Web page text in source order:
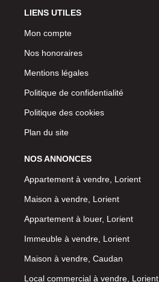
LIENS UTILES
Mon compte
Nos honoraires
Mentions légales
Politique de confidentialité
Politique des cookies
Plan du site
NOS ANNONCES
Appartement à vendre, Lorient
Maison à vendre, Lorient
Appartement à louer, Lorient
Immeuble à vendre, Lorient
Maison à vendre, Caudan
Local commercial à vendre, Lorient